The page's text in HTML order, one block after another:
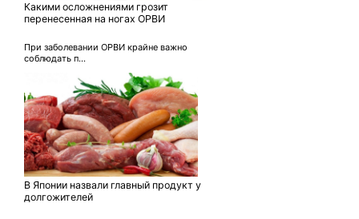
Какими осложнениями грозит
перенесенная на ногах ОРВИ
При заболевании ОРВИ крайне важно
соблюдать п...
В Японии назвали главный продукт у
долгожителей